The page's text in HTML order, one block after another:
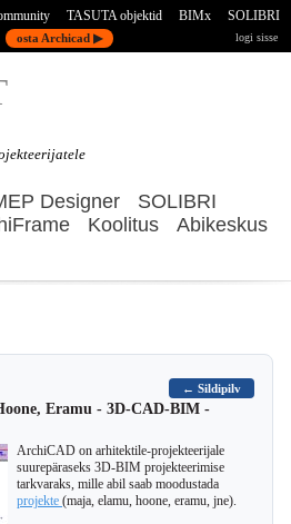
TASUTA objektid BIMx
SOLIBRI
osta Archicad ▶ logi sisse
Designer
SOLIBRI
Koolitus
Abikeskus
← Sildipilv
Eramu - 3D-CAD-BIM -
ArchiCAD on arhitektile-projekteerijale
suurepäraseks 3D-BIM projekteerimise
tarkvaraks, mille abil saab moodustada
projekte (maja, elamu, hoone, eramu, jne).